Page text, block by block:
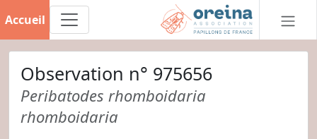
Accueil
Observation n° 975656
Peribatodes rhomboidaria
rhomboidaria